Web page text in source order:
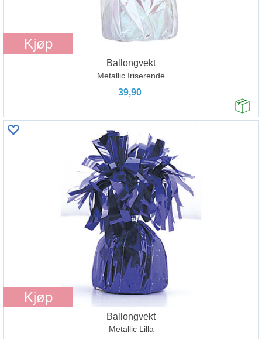
Kjøp
Ballongvekt
Metallic Iriserende
39,90
Kjøp
Ballongvekt
Metallic Lilla